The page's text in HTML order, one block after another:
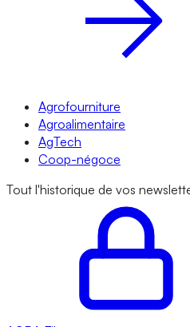
Agrofourniture
Agroalimentaire
AgTech
Coop-négoce
Tout l'historique de vos